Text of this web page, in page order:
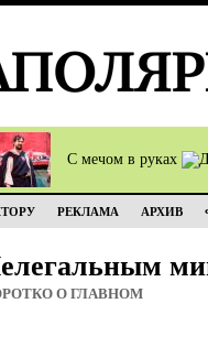
С мечом в руках
РЕКЛАМА АРХИВ
О ГЛАВНОМ